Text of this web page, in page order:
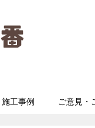
施工事例 ご意見・